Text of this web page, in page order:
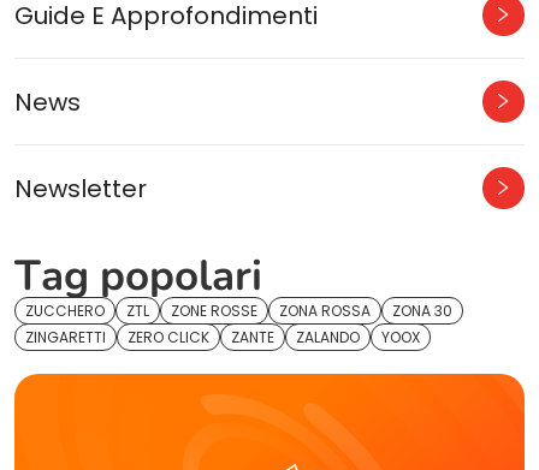
Guide E Approfondimenti
News
Newsletter
Tag popolari
ZUCCHERO ZTL ZONE ROSSE ZONA ROSSA
ZONA 30
ZINGARETTI
ZERO CLICK ZANTE ZALANDO YOOX